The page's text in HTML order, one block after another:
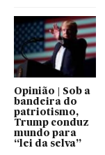
Opinião | Sob a
bandeira do
patriotismo,
Trump conduz
mundo para
“lei da selva”